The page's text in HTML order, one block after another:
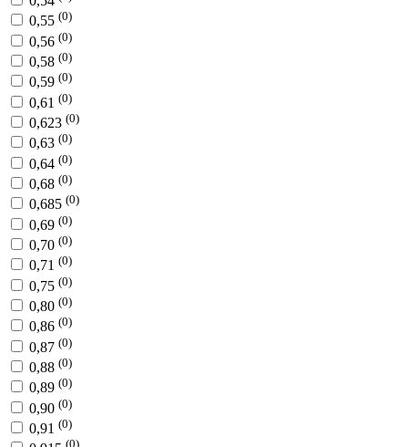
0,55 (0)
0,56 (0)
0,58 (0)
0,59 (0)
0,61 (0)
0,623 (0)
0,63 (0)
0,64 (0)
0,68 (0)
0,685 (0)
0,69 (0)
0,70 (0)
0,71 (0)
0,75 (0)
0,80 (0)
0,86 (0)
0,87 (0)
0,88 (0)
0,89 (0)
0,90 (0)
0,91 (0)
(0)